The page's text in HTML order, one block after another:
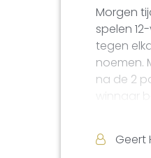
Morgen
spelen
tegen
noemen.
na de 2
winnaar
Geert